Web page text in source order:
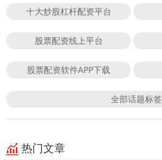
十大炒股杠杆配资平台
股票配资线上平台
股票配资软件APP下载
全部话题标签
热门文章